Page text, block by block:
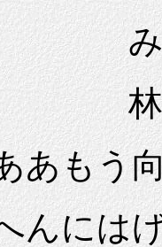
い
る
う向
はげ